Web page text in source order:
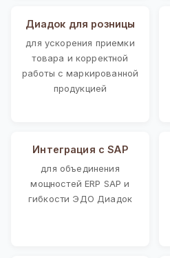
Диадок для розницы
для ускорения приемки
товара и корректной
работы с маркированной
продукцией
Интеграция с SAP
для объединения
мощностей ERP SAP и
гибкости ЭДО Диадок